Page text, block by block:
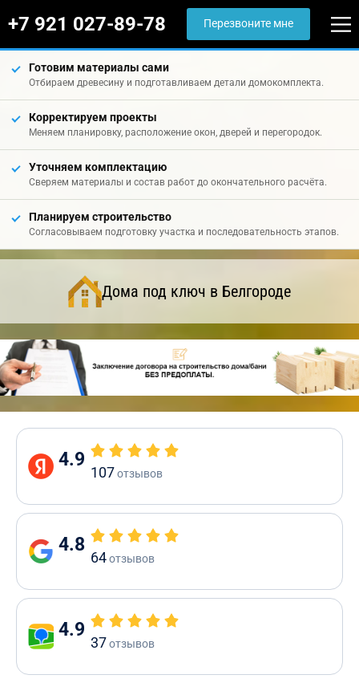
+7 921 027-89-78 Перезвоните мне
Готовим материалы сами
Отбираем древесину и подготавливаем детали домокомплекта.
Корректируем проекты
Меняем планировку, расположение окон, дверей и перегородок.
Уточняем комплектацию
Сверяем материалы и состав работ до окончательного расчёта.
Планируем строительство
Согласовываем подготовку участка и последовательность этапов.
Дома под ключ в Белгороде
4.9
107отзывов
4.8
64отзывов
4.9
37отзывов